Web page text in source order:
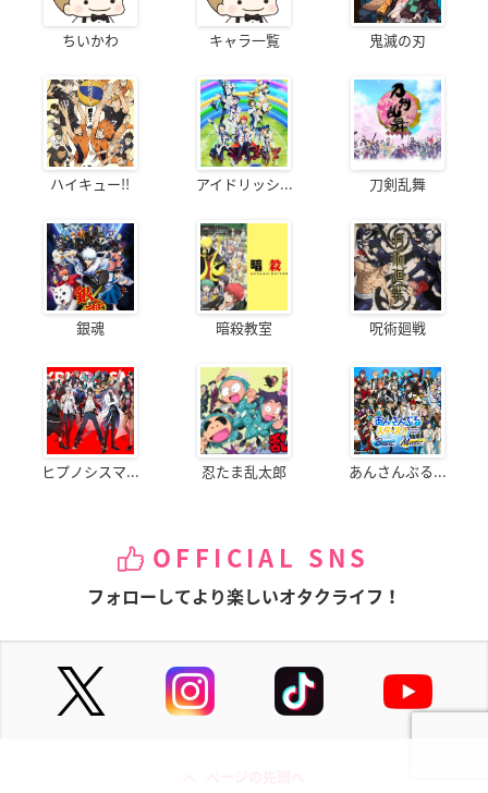
ちいかわ キャラ一覧 鬼滅の刃
ハイキュー!! アイドリッシ... 刀剣乱舞
銀魂 暗殺教室 呪術廻戦
ヒプノシスマ... 忍たま乱太郎 あんさんぶる...
OFFICIAL SNS
フォローしてより楽しいオタクライフ！